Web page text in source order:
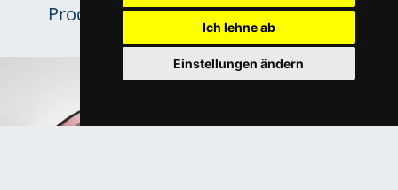
Ich lehne ab
Einstellungen ändern
Produkttrends unserer zuverlässigen
Lieferpartner.